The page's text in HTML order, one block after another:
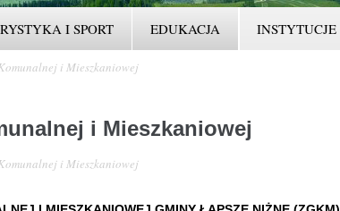
I SPORT EDUKACJA INSTYTUCJE
i Mieszkaniowej
i Mieszkaniowej
i Mieszkaniowej